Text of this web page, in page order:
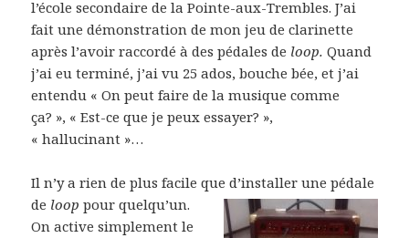
l’école secondaire de la Pointe-aux-Trembles. J’ai
fait une démonstration de mon jeu de clarinette
après l’avoir raccordé à des pédales de loop.Quand
j’ai eu terminé, j’ai vu 25 ados, bouche bée, et j’ai
entendu « On peut faire de la musique comme
ça? », « Est-ce que je peux essayer? »,
« hallucinant »…
Il n’y a rien de plus facile que d’installer une pédale
de looppour quelqu’un.
On active simplement le